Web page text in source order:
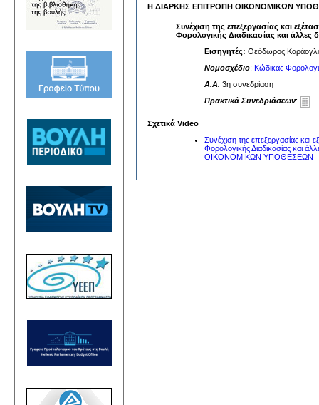
Η ΔΙΑΡΚΗΣ ΕΠΙΤΡΟΠΗ ΟΙΚΟΝΟΜΙΚΩΝ
Συνέχιση της επεξεργασίας και
Φορολογικής Διαδικασίας και άλλες
Εισηγητές: Θεόδωρος
Νομοσχέδιο: Κώδικας
A.A. 3η συνεδρίαση
Πρακτικά Συνεδριάσεων:
Σχετικά Video
Συνέχιση της επεξεργασίας και
Φορολογικής Διαδικασίας και
ΟΙΚΟΝΟΜΙΚΩΝ ΥΠΟΘΕΣΕΩΝ